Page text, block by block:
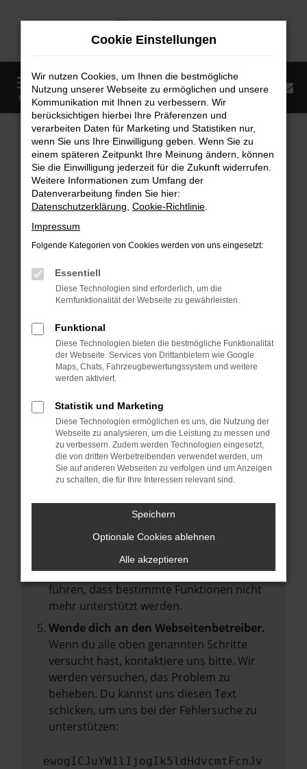
Zum
MENÜ
Startseite Fahrzeugangebote Fahrzeugmarkt
Fahrzeugmarkt
Fehler: Network Error
Beim Laden ist ein Fehler aufgetreten.
Hier sind ein paar Tipps, die dir helfen können:
Überprüfe deine Firewall und deine
Internetverbindung.
deine Suchmaschine?
Prüfe deine Browsererweiterungen.
Manche Erweiterungen, wie Werbeblocker,
können das Laden bestimmter Seiten
anderen Browser oder in einem privaten
Fenster?
Starte dein Gerät neu.
Das kann manchmal helfen,
vorübergehende Probleme zu beheben.
Stelle sicher, dass dein Browser und dein
Betriebssystem auf dem neuesten Stand
Veraltete Software birgt nicht nur ein
Sicherheitsrisiko, sondern kann auch dazu
führen, dass bestimmte Funktionen nicht
mehr unterstützt werden.
Wende dich an den Webseitenbetreiber.
Wenn du alle oben genannten Schritte
versucht hast, kontaktiere uns bitte. Wir
werden versuchen, das Problem zu
beheben. Du kannst uns diesen Text
schicken, um uns bei der Fehlersuche zu
unterstützen:
ewogICJuYW1lIjogIk5ldHdvcmtFcnJv
Cookie Einstellungen
Wir nutzen Cookies, um Ihnen die bestmögliche
Nutzung unserer Webseite zu ermöglichen und unsere
Kommunikation mit Ihnen zu verbessern. Wir
berücksichtigen hierbei Ihre Präferenzen und
verarbeiten Daten für Marketing und Statistiken nur,
wenn Sie uns Ihre Einwilligung geben. Wenn Sie zu
einem späteren Zeitpunkt Ihre Meinung ändern, können
Sie die Einwilligung jederzeit für die Zukunft widerrufen.
Weitere Informationen zum Umfang der
Datenverarbeitung finden Sie hier:
Datenschutzerklärung Cookie-Richtlinie
Impressum
Folgende Kategorien von Cookies werden von uns eingesetzt:
Essentiell
Diese Technologien sind erforderlich, um die
Kernfunktionalität der Webseite zu gewährleisten.
Funktional
Diese Technologien bieten die bestmögliche Funktionalität
der Webseite. Services von Drittanbietern wie Google
Maps, Chats, Fahrzeugbewertungssystem und weitere
werden aktiviert.
Statistik und Marketing
Diese Technologien ermöglichen es uns, die Nutzung der
Webseite zu analysieren, um die Leistung zu messen und
zu verbessern. Zudem werden Technologien eingesetzt,
die von dritten Werbetreibenden verwendet werden, um
Sie auf anderen Webseiten zu verfolgen und um Anzeigen
zu schalten, die für Ihre Interessen relevant sind.
Speichern
Optionale Cookies ablehnen
Alle akzeptieren